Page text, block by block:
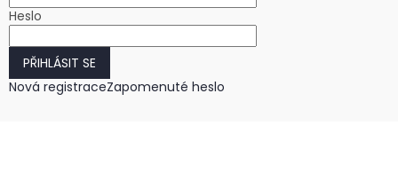
Heslo
PŘIHLÁSIT SE
Nová registraceZapomenuté heslo